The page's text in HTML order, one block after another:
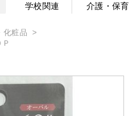
学校関連 介護・保育
化粧品